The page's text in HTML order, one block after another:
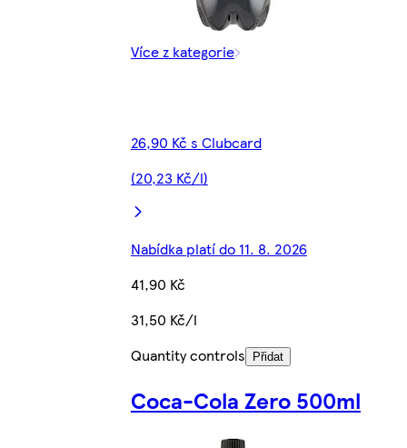
Více z kategorie
26,90 Kč s Clubcard
(20,23 Kč/l)
Nabídka platí do 11. 8. 2026
41,90 Kč
31,50 Kč/l
Quantity controls
Přidat
Coca-Cola Zero 500ml